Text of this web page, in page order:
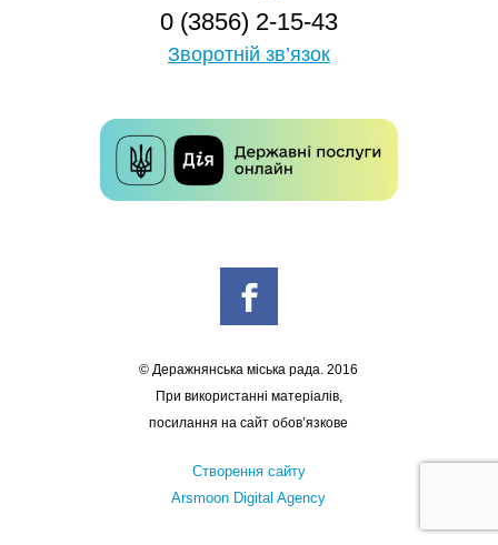
0 (3856) 2-15-43
Зворотній зв’язок
© Деражнянська міська рада. 2016
При використанні матеріалів,
посилання на сайт обов’язкове
Створення сайту
Arsmoon Digital Agency